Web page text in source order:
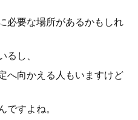
必要な場所があるかもしれ
るし、
へ向かえる人もいますけど
ですよね。